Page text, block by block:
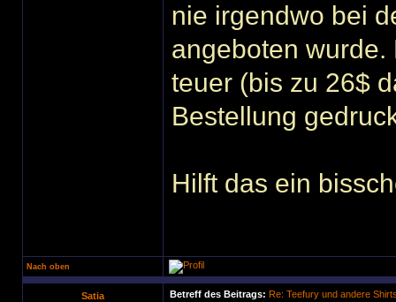
nie irgendwo bei
angeboten
teuer (bis zu 26$
Bestellung
Hilft das ein
Nach oben
Satia Betreff des Beitrags: Re: Teefury und andere